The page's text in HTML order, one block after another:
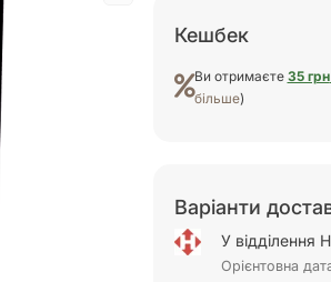
Кешбек
Ви отримаєте 35 грн
більше)
Варіанти
У відділення
Орієнтовна